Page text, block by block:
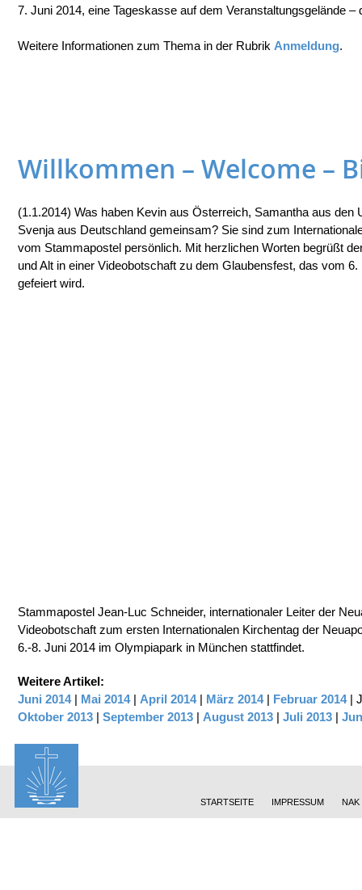
7. Juni 2014, eine Tageskasse auf dem Veranstaltungsgelände
Weitere Informationen zum Thema in der Rubrik Anmeldung.
Willkommen – Welcome –
(1.1.2014) Was haben Kevin aus Österreich, Samantha aus den
Svenja aus Deutschland gemeinsam? Sie sind zum
vom Stammapostel persönlich. Mit herzlichen Worten begrüßt
und Alt in einer Videobotschaft zu dem Glaubensfest, das vom
gefeiert wird.
Stammapostel Jean-Luc Schneider, internationaler Leiter der
Videobotschaft zum ersten Internationalen Kirchentag der
6.-8. Juni 2014 im Olympiapark in München stattfindet.
Weitere Artikel:
Juni 2014| Mai 2014| April 2014| März 2014| Februar 2014|
Oktober 2013 | September 2013 | August 2013 | Juli 2013 |
STARTSEITE IMPRESSUM